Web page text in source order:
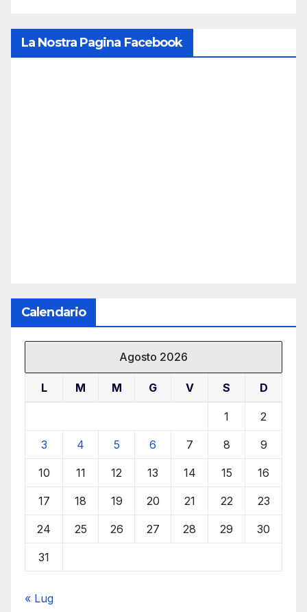
La Nostra Pagina Facebook
Calendario
Agosto 2026
L M M G V S D
1 2
3 4 5 6 7 8 9
10 11 12 13 14 15 16
17 18 19 20 21 22 23
24 25 26 27 28 29 30
31
« Lug